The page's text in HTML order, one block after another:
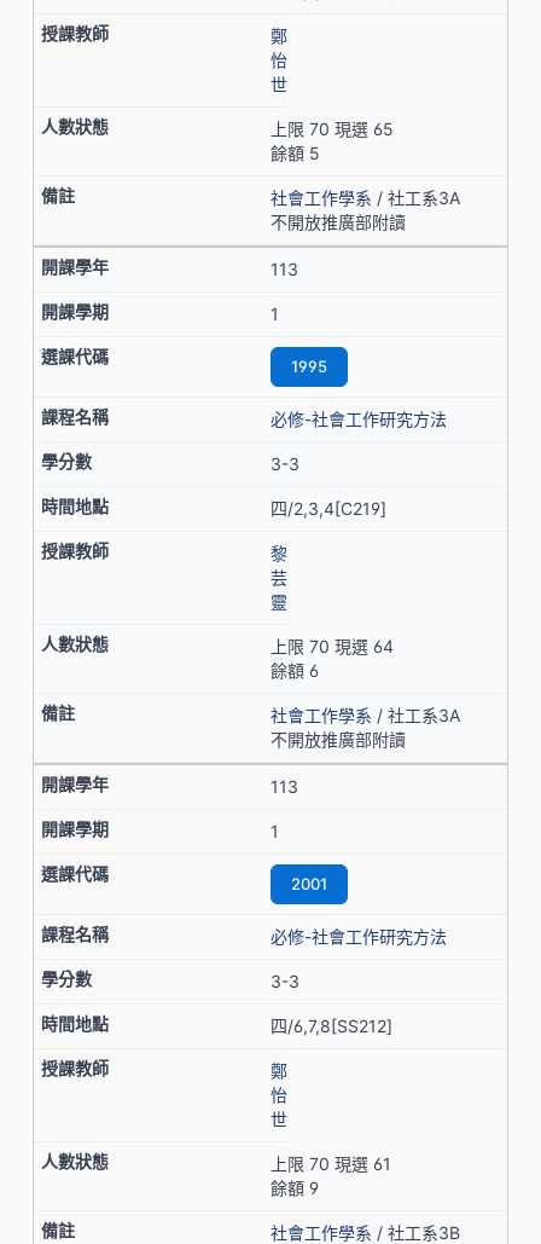
鄭
怡
世
上限 70 現選 65
餘額 5
社會工作學系 / 社工系3A
不開放推廣部附讀
113
1
1995
必修-社會工作研究方法
3-3
四/2,3,4[C219]
黎
芸
靈
上限 70 現選 64
餘額 6
社會工作學系 / 社工系3A
不開放推廣部附讀
113
1
2001
必修-社會工作研究方法
3-3
四/6,7,8[SS212]
鄭
怡
世
上限 70 現選 61
餘額 9
社會工作學系 / 社工系3B